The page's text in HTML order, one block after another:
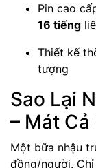
Pin cao
16 tiếng
Thiết kế
tượng
Sao Lại
– Mát Cả
Một bữa nhậu
đồng/người.